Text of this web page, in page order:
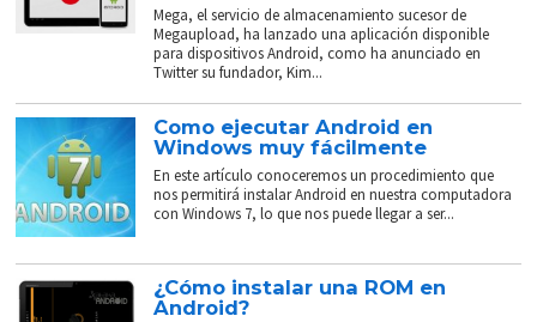
Mega, el servicio de almacenamiento sucesor de
Megaupload, ha lanzado una aplicación disponible
para dispositivos Android, como ha anunciado en
Twitter su fundador, Kim...
Como ejecutar Android en
Windows muy fácilmente
En este artículo conoceremos un procedimiento que
nos permitirá instalar Android en nuestra computadora
con Windows 7, lo que nos puede llegar a ser...
¿Cómo instalar una ROM en
Android?